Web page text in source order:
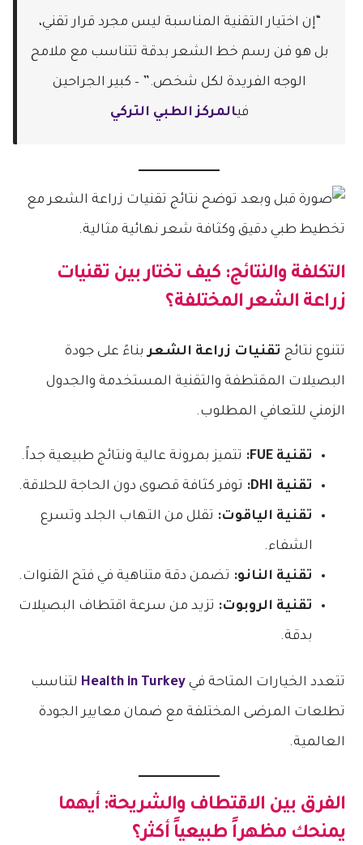
“إن اختيار التقنية المناسبة ليس مجرد قرار تقني،
بل هو فن رسم خط الشعر بدقة تتناسب مع ملامح
الوجه الفريدة لكل شخص.” – كبير الجراحين
فيالمركز الطبي التركي
التكلفة والنتائج: كيف تختار بين تقنيات
زراعة الشعرالمختلفة؟
تتنوع نتائج تقنيات زراعة الشعربناءً على جودة
البصيلات المقتطفة والتقنية المستخدمة والجدول
الزمني للتعافي المطلوب.
تقنية FUE: تتميز بمرونة عالية ونتائج طبيعية جداً.
تقنية DHI: توفر كثافة قصوى دون الحاجة للحلاقة.
تقنية الياقوت: تقلل من التهاب الجلد وتسرع
الشفاء.
تقنية النانو: تضمن دقة متناهية في فتح القنوات.
تقنية الروبوت: تزيد من سرعة اقتطاف البصيلات
بدقة.
تتعدد الخيارات المتاحة فيHealth in Turkey لتناسب
تطلعات المرضى المختلفة مع ضمان معايير الجودة
العالمية.
الفرق بين الاقتطاف والشريحة: أيهما
يمنحك مظهراً طبيعياً أكثر؟